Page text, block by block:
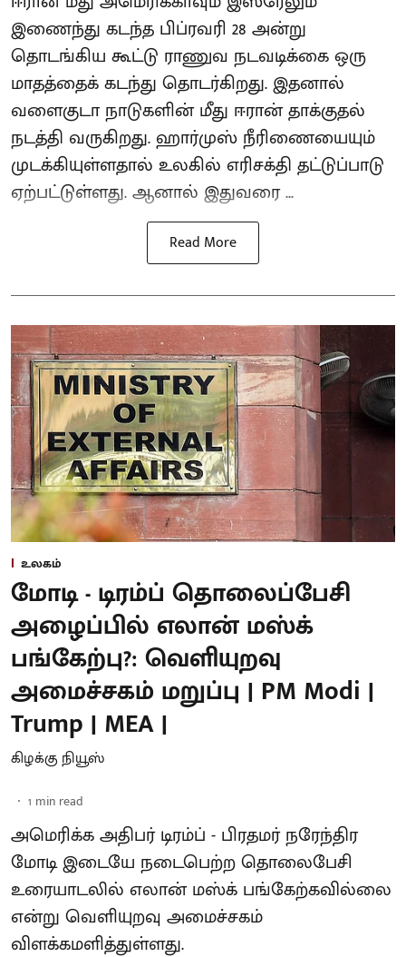
இணைந்து கடந்த பிப்ரவரி 28 அன்று
தொடங்கிய கூட்டு ராணுவ நடவடிக்கை ஒரு
மாதத்தைக் கடந்து தொடர்கிறது. இதனால்
வளைகுடா நாடுகளின் மீது ஈரான் தாக்குதல்
நடத்தி வருகிறது. ஹார்முஸ் நீரிணையையும்
முடக்கியுள்ளதால் உலகில் எரிசக்தி தட்டுப்பாடு
ஏற்பட்டுள்ளது. ஆனால் இதுவரை ...
Read More
உலகம்
மோடி - டிரம்ப் தொலைப்பேசி
அழைப்பில் எலான் மஸ்க்
பங்கேற்பு?: வெளியுறவு
அமைச்சகம் மறுப்பு | PM Modi |
Trump | MEA |
கிழக்கு நியூஸ்
1 min read
அமெரிக்க அதிபர் டிரம்ப் - பிரதமர் நரேந்திர
மோடி இடையே நடைபெற்ற தொலைபேசி
உரையாடலில் எலான் மஸ்க் பங்கேற்கவில்லை
என்று வெளியுறவு அமைச்சகம்
விளக்கமளித்துள்ளது.